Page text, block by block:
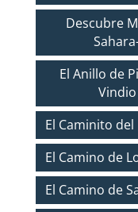
Descubre
El Anillo de
El Caminito
El Camino de
El Camino de